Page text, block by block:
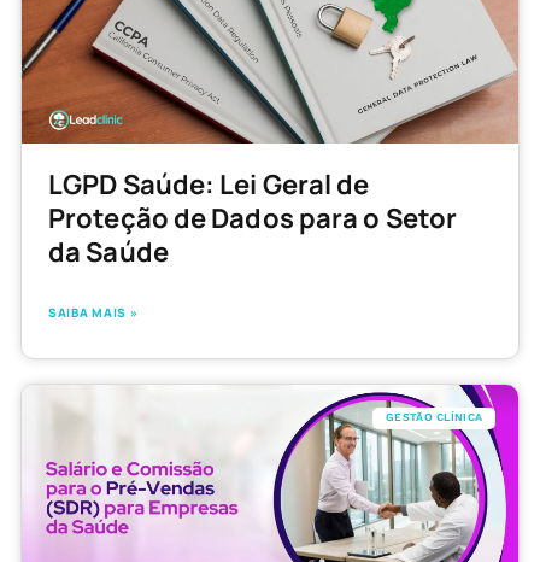
LGPD Saúde: Lei Geral de
Proteção de Dados para o Setor
da Saúde
SAIBA MAIS »
GESTÃO CLÍNICA